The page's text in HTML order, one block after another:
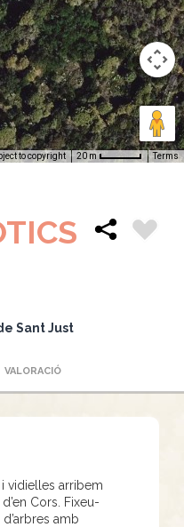
to copyright 20 m Terms
Sant Just
VALORACIÓ
vidielles arribem
Cors. Fixeu-
amb